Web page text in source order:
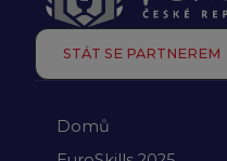
STÁT SE PARTNEREM
Domů